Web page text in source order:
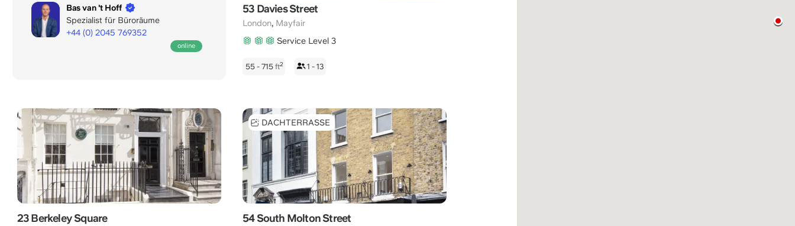
Bas van 't Hoff
Spezialist für Büroräume
online
+44 (0) 2045 769352
22:00
Uhr
MEZ
53 Davies Street
London, Mayfair
Service Level 3
55 - 715 ft2 1 - 13
23 Berkeley Square
DACHTERRASSE
54 South Molton Street